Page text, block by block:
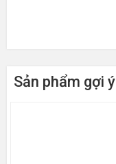
Sản phẩm gợi ý